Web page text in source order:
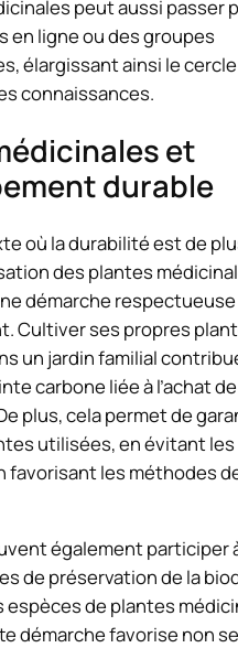
peut aussi passer
en ligne ou des groupes
élargissant ainsi le
connaissances.
et
durable
où la durabilité est de
des plantes
démarche
Cultiver ses propres
un jardin familial
carbone liée à l’achat de
plus, cela permet de
utilisées, en évitant
favorisant les méthodes
également participer
de préservation de la
espèces de plantes
démarche favorise non